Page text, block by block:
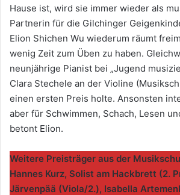
Hause ist, wird sie immer wieder als
Partnerin für die Gilchinger
Elion Shichen Wu wiederum räumt
wenig Zeit zum Üben zu haben.
neunjährige Pianist bei „Jugend
Clara Stechele an der Violine
einen ersten Preis holte. Ansonsten
aber für Schwimmen, Schach, Lesen
betont Elion.
Weitere Preisträger aus der
Hannes Kurz, Solist am Hackbrett (2.
Järvenpää (Viola/2.), Isabella